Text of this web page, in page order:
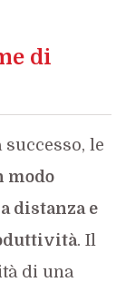
di
le
modo
distanza e
. Il
di una